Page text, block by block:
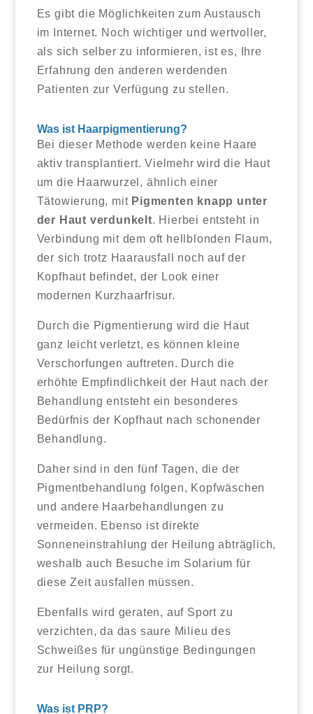
Es gibt die Möglichkeiten zum Austausch
im Internet. Noch wichtiger und wertvoller,
als sich selber zu informieren, ist es, Ihre
Erfahrung den anderen werdenden
Patienten zur Verfügung zu stellen.
Was ist Haarpigmentierung?
Bei dieser Methode werden keine Haare
aktiv transplantiert. Vielmehr wird die Haut
um die Haarwurzel, ähnlich einer
Tätowierung, mit Pigmenten knapp unter
der Haut verdunkelt. Hierbei entsteht in
Verbindung mit dem oft hellblonden Flaum,
der sich trotz Haarausfall noch auf der
Kopfhaut befindet, der Look einer
modernen Kurzhaarfrisur.
Durch die Pigmentierung wird die Haut
ganz leicht verletzt, es können kleine
Verschorfungen auftreten. Durch die
erhöhte Empfindlichkeit der Haut nach der
Behandlung entsteht ein besonderes
Bedürfnis der Kopfhaut nach schonender
Behandlung.
Daher sind in den fünf Tagen, die der
Pigmentbehandlung folgen, Kopfwäschen
und andere Haarbehandlungen zu
vermeiden. Ebenso ist direkte
Sonneneinstrahlung der Heilung abträglich,
weshalb auch Besuche im Solarium für
diese Zeit ausfallen müssen.
Ebenfalls wird geraten, auf Sport zu
verzichten, da das saure Milieu des
Schweißes für ungünstige Bedingungen
zur Heilung sorgt.
Was ist PRP?